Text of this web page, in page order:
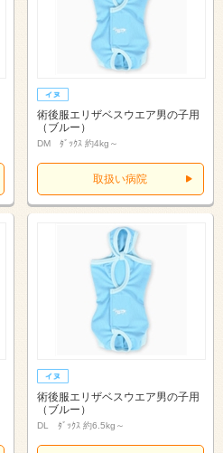
術後服エリザベスウエア男の子用
（ブルー）
DM ﾀﾞｯｸｽ 約4kg～
取扱い病院
術後服エリザベスウエア男の子用
（ブルー）
DL ﾀﾞｯｸｽ 約6.5kg～